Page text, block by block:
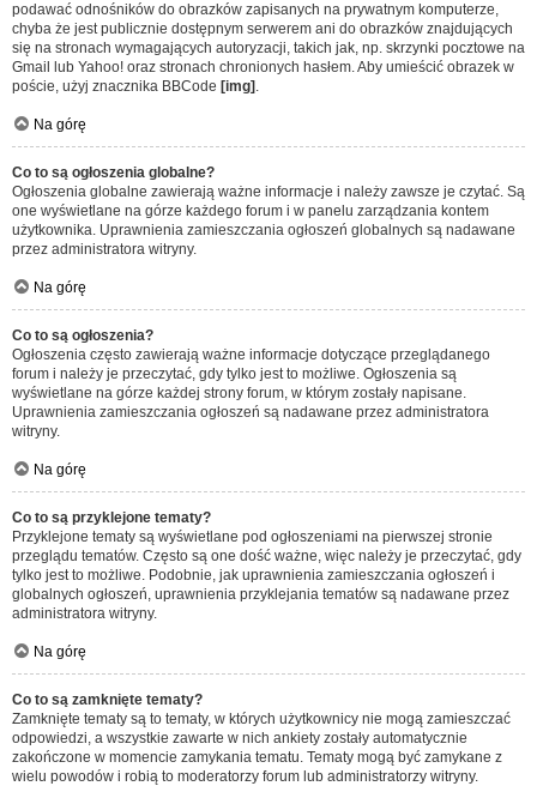
podawać odnośników do obrazków zapisanych na prywatnym komputerze,
chyba że jest publicznie dostępnym serwerem ani do obrazków znajdujących
się na stronach wymagających autoryzacji, takich jak, np. skrzynki pocztowe na
Gmail lub Yahoo! oraz stronach chronionych hasłem. Aby umieścić obrazek w
poście, użyj znacznika BBCode [img] .
Na górę
Co to są ogłoszenia globalne?
Ogłoszenia globalne zawierają ważne informacje i należy zawsze je czytać. Są
one wyświetlane na górze każdego forum i w panelu zarządzania kontem
użytkownika. Uprawnienia zamieszczania ogłoszeń globalnych są nadawane
przez administratora witryny.
Na górę
Co to są ogłoszenia?
Ogłoszenia często zawierają ważne informacje dotyczące przeglądanego
forum i należy je przeczytać, gdy tylko jest to możliwe. Ogłoszenia są
wyświetlane na górze każdej strony forum, w którym zostały napisane.
Uprawnienia zamieszczania ogłoszeń są nadawane przez administratora
witryny.
Na górę
Co to są przyklejone tematy?
Przyklejone tematy są wyświetlane pod ogłoszeniami na pierwszej stronie
przeglądu tematów. Często są one dość ważne, więc należy je przeczytać, gdy
tylko jest to możliwe. Podobnie, jak uprawnienia zamieszczania ogłoszeń i
globalnych ogłoszeń, uprawnienia przyklejania tematów są nadawane przez
administratora witryny.
Na górę
Co to są zamknięte tematy?
Zamknięte tematy są to tematy, w których użytkownicy nie mogą zamieszczać
odpowiedzi, a wszystkie zawarte w nich ankiety zostały automatycznie
zakończone w momencie zamykania tematu. Tematy mogą być zamykane z
wielu powodów i robią to moderatorzy forum lub administratorzy witryny.